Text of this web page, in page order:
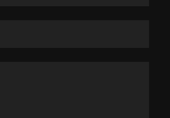
kulturalną na rzecz miasta